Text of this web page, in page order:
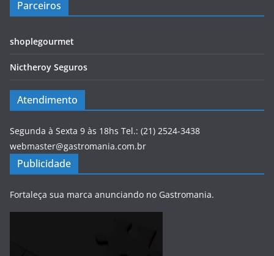
Parceiros
shoplegourmet
Nictheroy Seguros
Atendimento
Segunda à Sexta 9 às 18hs Tel.: (21) 2524-3438
webmaster@gastromania.com.br
Publicidade
Fortaleça sua marca anunciando no Gastromania.